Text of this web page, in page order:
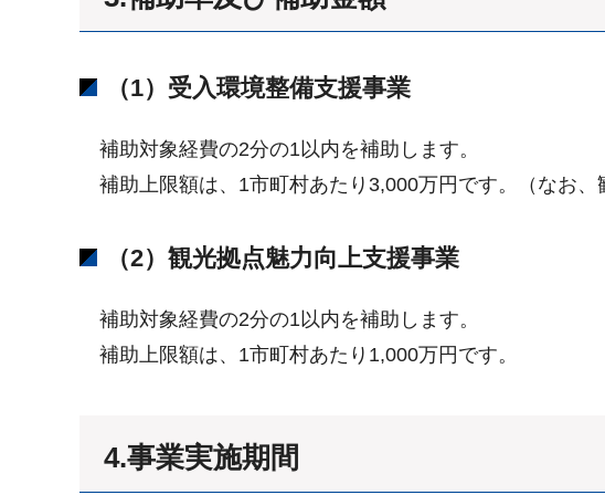
（1）受入環境整備支援事業
補助対象経費の2分の1以内を補助します。
補助上限額は、1市町村あたり3,000万円です。（なお
（2）観光拠点魅力向上支援事業
補助対象経費の2分の1以内を補助します。
補助上限額は、1市町村あたり1,000万円です。
4.事業実施期間